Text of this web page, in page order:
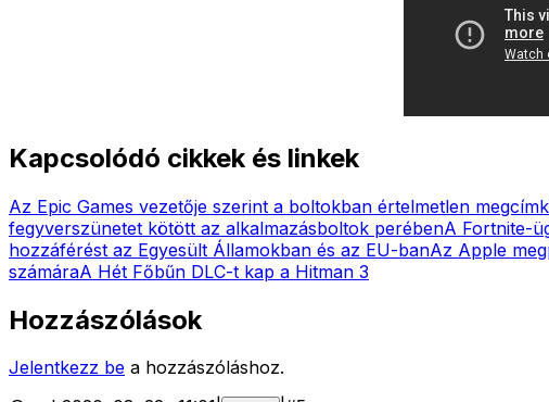
Kapcsolódó cikkek és linkek
Az Epic Games vezetője szerint a boltokban értelmetlen
fegyverszünetet kötött az alkalmazásboltok perébenA Fortnite-
hozzáférést az Egyesült Államokban és az EU-banAz Apple
számáraA Hét Főbűn DLC-t kap a Hitman 3
Hozzászólások
Jelentkezz be a hozzászóláshoz.